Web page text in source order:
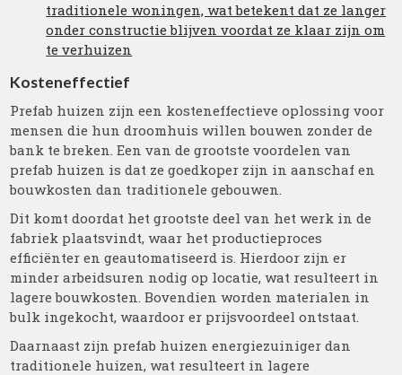
traditionele woningen, wat betekent dat ze langer
onder constructie blijven voordat ze klaar zijn om
te verhuizen
Kosteneffectief
Prefab huizen zijn een kosteneffectieve oplossing voor
mensen die hun droomhuis willen bouwen zonder de
bank te breken. Een van de grootste voordelen van
prefab huizen is dat ze goedkoper zijn in aanschaf en
bouwkosten dan traditionele gebouwen.
Dit komt doordat het grootste deel van het werk in de
fabriek plaatsvindt, waar het productieproces
efficiënter en geautomatiseerd is. Hierdoor zijn er
minder arbeidsuren nodig op locatie, wat resulteert in
lagere bouwkosten. Bovendien worden materialen in
bulk ingekocht, waardoor er prijsvoordeel ontstaat.
Daarnaast zijn prefab huizen energiezuiniger dan
traditionele huizen, wat resulteert in lagere